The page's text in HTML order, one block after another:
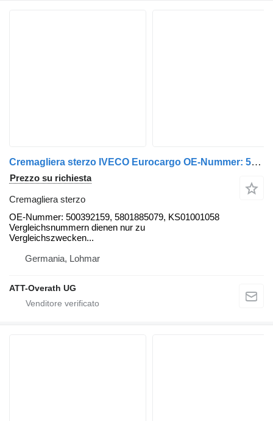
Cremagliera sterzo IVECO Eurocargo OE-Nummer: 500392159 per camion IVECO Eurocargo
Prezzo su richiesta
Cremagliera sterzo
OE-Nummer: 500392159, 5801885079, KS01001058
Vergleichsnummern dienen nur zu
Vergleichszwecken...
Germania, Lohmar
ATT-Overath UG